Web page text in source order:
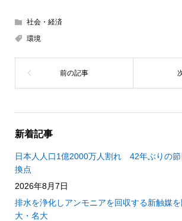
社会・経済
環境
新着記事
日本人人口1億2000万人割れ 42年ぶりの
換点
2026年8月7日
排水を浄化しアンモニアを回収する新触媒
大・名大